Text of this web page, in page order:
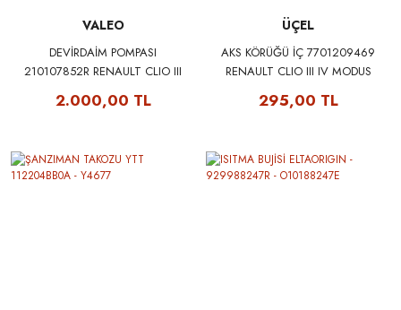
VALEO
DEVİRDAİM POMPASI
210107852R RENAULT CLIO III
KANGOO SYMBOL DACIA
QASHQAI NOTE PULSAR
MERCEDES W176 W177 W246
2.000,00 TL
ÜÇEL
AKS KÖRÜĞÜ İÇ 7701209469
RENAULT CLIO III IV MODUS
MEGANE III FLUENCE UCEL
295,00 TL